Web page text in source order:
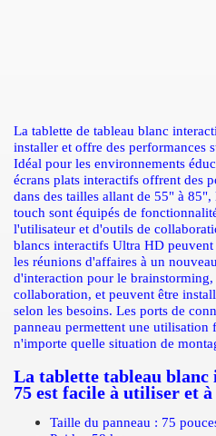
La tablette de tableau blanc
installer et offre des performances
Idéal pour les environnements
écrans plats interactifs offrent des
dans des tailles allant de 55" à
touch sont équipés de
l'utilisateur et d'outils de
blancs interactifs Ultra HD peuvent
les réunions d'affaires à un
d'interaction pour le brainstorming,
collaboration, et peuvent être
selon les besoins. Les ports de
panneau permettent une utilisation
n'importe quelle situation de
La tablette tableau
75 est facile à utiliser et
Taille du panneau : 75